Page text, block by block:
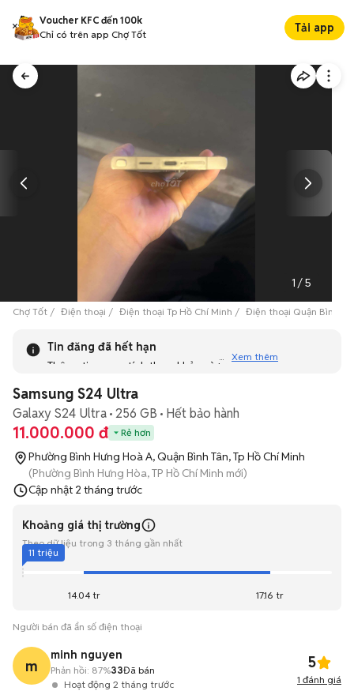
Voucher KFC đến 100k
Chỉ có trên app Chợ Tốt
Tải app
1 /5
Chợ Tốt Điện thoại Điện thoại Tp Hồ Chí Minh Điện thoại Quận Bình
Tin đăng đã hết hạn
Thông tin mang tính tham khảo và bạn không thể liên hệ
tương tự khác dưới đây nhé!
Xem thêm
Samsung S24 Ultra
Galaxy S24 Ultra 256 GB Hết bảo hành
11.000.000 đ Rẻ hơn
Phường Bình Hưng Hoà A, Quận Bình Tân, Tp Hồ Chí Minh
(Phường Bình Hưng Hòa, TP Hồ Chí Minh mới)
Cập nhật 2 tháng trước
Khoảng giá thị trường
Theo dữ liệu trong 3 tháng gần nhất
14.04 tr 17.16 tr
11 triệu
Người bán đã ẩn số điện thoại
m
minh nguyen
Hoạt động 2 tháng trước
Phản hồi: 87%33Đã bán 5
1 đánh giá